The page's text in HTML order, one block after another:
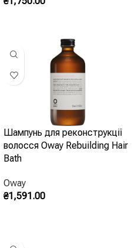
Шампунь для реконструкції
волосся Oway Rebuilding Hair
Bath
Oway
₴1,591.00